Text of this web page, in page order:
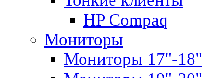
HP Compaq
Мониторы
Мониторы 17"-18"